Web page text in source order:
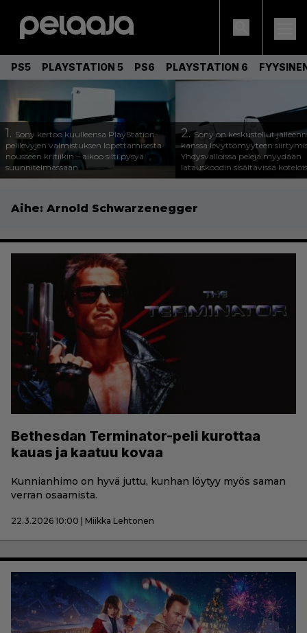
PS5 PLAYSTATION 5 PS6 PLAYSTATION 6
1. Sony kertoo kuulleensa PlayStation-
pelilevyjen valmistuksen lopettamisesta
nousseen kritiikin – aikoo silti pysyä
suunnitelmassaan
2.Sony on keskustellut
kanssa levyttömyyteen
Yhdysvalloissa pelejä myydään
latauskoodin sisältävissä
Aihe: Arnold Schwarzenegger
Bethesdan Terminator-peli kurottaa
kauas ja kaatuu kovaa
Kunnianhimo on hyvä juttu, kunhan löytyy myös saman
verran osaamista.
22.3.2026 10:00 | Miikka Lehtonen